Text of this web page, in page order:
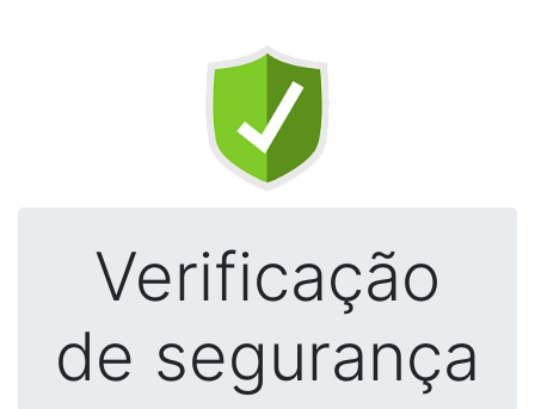
Verificação
de segurança